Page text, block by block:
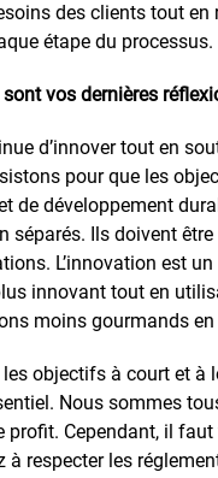
des clients tout en
étape du processus.
sont vos dernières
d’innover tout en
pour que les
de développement
séparés. Ils doivent
L’innovation est
innovant tout en
moins gourmands en
les objectifs à court et à
Nous sommes
profit. Cependant, il faut
à respecter les